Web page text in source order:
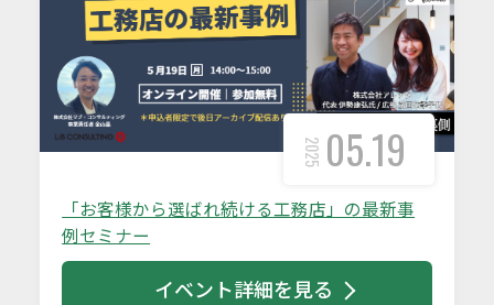
2025 05.19
「お客様から選ばれ続ける工務店」の最新事
例セミナー
イベント詳細を見る